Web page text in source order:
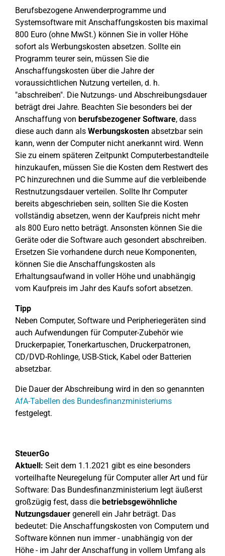
Berufsbezogene Anwenderprogramme und
Systemsoftware mit Anschaffungskosten bis maximal
800 Euro (ohne MwSt.) können Sie in voller Höhe
sofort als Werbungskosten absetzen. Sollte ein
Programm teurer sein, müssen Sie die
Anschaffungskosten über die Jahre der
voraussichtlichen Nutzung verteilen, d. h.
"abschreiben". Die Nutzungs- und Abschreibungsdauer
beträgt drei Jahre. Beachten Sie besonders bei der
Anschaffung von berufsbezogener Software, dass
diese auch dann als Werbungskosten absetzbar sein
kann, wenn der Computer nicht anerkannt wird. Wenn
Sie zu einem späteren Zeitpunkt Computerbestandteile
hinzukaufen, müssen Sie die Kosten dem Restwert des
PC hinzurechnen und die Summe auf die verbleibende
Restnutzungsdauer verteilen. Sollte Ihr Computer
bereits abgeschrieben sein, sollten Sie die Kosten
vollständig absetzen, wenn der Kaufpreis nicht mehr
als 800 Euro netto beträgt. Ansonsten können Sie die
Geräte oder die Software auch gesondert abschreiben.
Ersetzen Sie vorhandene durch neue Komponenten,
können Sie die Anschaffungskosten als
Erhaltungsaufwand in voller Höhe und unabhängig
vom Kaufpreis im Jahr des Kaufs sofort absetzen.
Tipp
Neben Computer, Software und Peripheriegeräten sind
auch Aufwendungen für Computer-Zubehör wie
Druckerpapier, Tonerkartuschen, Druckerpatronen,
CD/DVD-Rohlinge, USB-Stick, Kabel oder Batterien
absetzbar.
Die Dauer der Abschreibung wird in den so genannten
AfA-Tabellen des Bundesfinanzministeriums
festgelegt.
SteuerGo
Aktuell: Seit dem 1.1.2021 gibt es eine besonders
vorteilhafte Neuregelung für Computer aller Art und für
Software: Das Bundesfinanzministerium legt äußerst
großzügig fest, dass die betriebsgewöhnliche
Nutzungsdauer generell ein Jahr beträgt. Das
bedeutet: Die Anschaffungskosten von Computern und
Software können nun immer - unabhängig von der
Höhe - im Jahr der Anschaffung in vollem Umfang als